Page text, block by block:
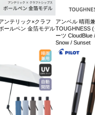
ンテリック×クラフ
ールペン 金箔モデル
アンベル 晴雨
TOUGHNESS (
ーツ CloudBlue
Snow / Sunset